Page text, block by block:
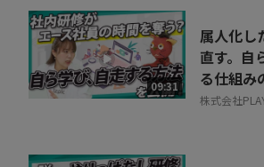
09:31
属人化し
直す。自
る仕組み
株式会社